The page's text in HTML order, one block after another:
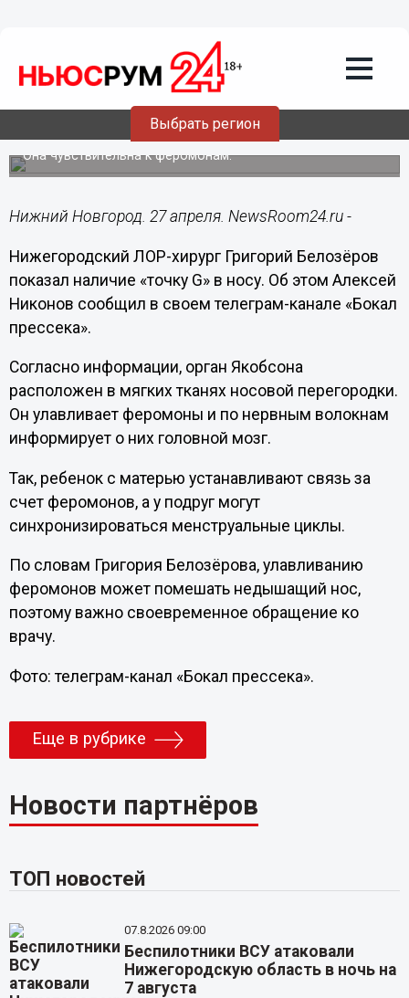
Выбрать регион
27.04.202414:25
Нижегородский ЛОР-хирург Белозёров
показал «точку G» в носу
Она чувствительна к феромонам.
Нижний Новгород. 27 апреля. NewsRoom24.ru -
Нижегородский ЛОР-хирург Григорий Белозёров
показал наличие «точку G» в носу. Об этом Алексей
Никонов сообщил в своем телеграм-канале «Бокал
прессека».
Согласно информации, орган Якобсона
расположен в мягких тканях носовой перегородки.
Он улавливает феромоны и по нервным волокнам
информирует о них головной мозг.
Так, ребенок с матерью устанавливают связь за
счет феромонов, а у подруг могут
синхронизироваться менструальные циклы.
По словам Григория Белозёрова, улавливанию
феромонов может помешать недышащий нос,
поэтому важно своевременное обращение ко
врачу.
Фото: телеграм-канал «Бокал прессека».
Еще в рубрике
Новости партнёров
ТОП новостей
07.8.2026 09:00
Беспилотники ВСУ атаковали
Нижегородскую область в ночь на
7 августа